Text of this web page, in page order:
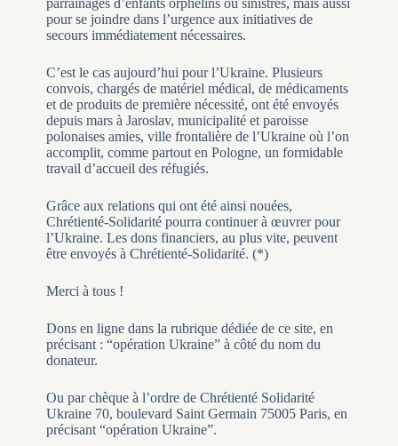
parrainages d’enfants orphelins ou sinistrés, mais aussi
pour se joindre dans l’urgence aux initiatives de
secours immédiatement nécessaires.
C’est le cas aujourd’hui pour l’Ukraine. Plusieurs
convois, chargés de matériel médical, de médicaments
et de produits de première nécessité, ont été envoyés
depuis mars à Jaroslav, municipalité et paroisse
polonaises amies, ville frontalière de l’Ukraine où l’on
accomplit, comme partout en Pologne, un formidable
travail d’accueil des réfugiés.
Grâce aux relations qui ont été ainsi nouées,
Chrétienté-Solidarité pourra continuer à œuvrer pour
l’Ukraine. Les dons financiers, au plus vite, peuvent
être envoyés à Chrétienté-Solidarité. (*)
Merci à tous !
Dons en ligne dans la rubrique dédiée de ce site, en
précisant : “opération Ukraine” à côté du nom du
donateur.
Ou par chèque à l’ordre de Chrétienté Solidarité
Ukraine 70, boulevard Saint Germain 75005 Paris, en
précisant “opération Ukraine”.